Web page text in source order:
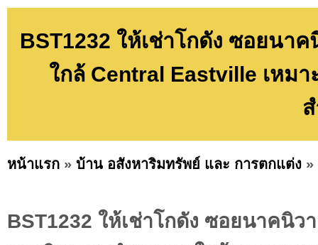
BST1232 ให้เช่าโกดัง ซอยนา
ใกล้ Central Eastville เหม
หน้าแรก » บ้าน อสังหาริมทรัพย์ และ การตกแต่ง »
BST1232 ให้เช่าโกดัง ซอยนาคนิว